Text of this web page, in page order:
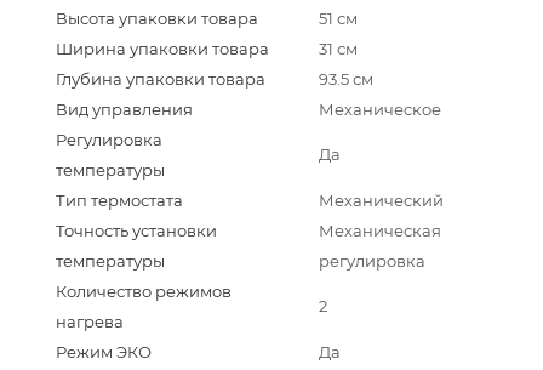
Высота упаковки товара
51 см
Ширина упаковки товара
31 см
Глубина упаковки товара
93.5 см
Вид управления
Механическое
Регулировка
температуры
Да
Тип термостата
Механический
Точность установки
температуры
Механическая
регулировка
Количество режимов
нагрева
2
Режим ЭКО
Да